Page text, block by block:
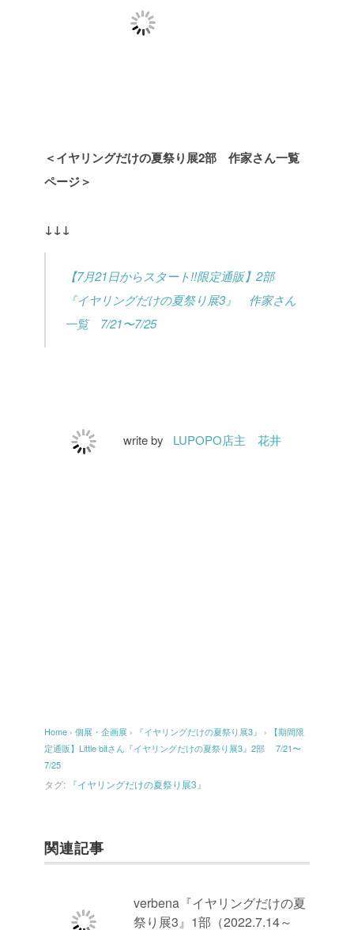
＜イヤリングだけの夏祭り展2部 作家さん一覧
ページ＞
↓↓↓
【7月21日からスタート!!限定通販】2部
『イヤリングだけの夏祭り展3』 作家さん
一覧 7/21〜7/25
write by LUPOPO店主 花井
Home › 個展・企画展 › 『イヤリングだけの夏祭り展3』 ›
【期間限
定通販】Little bitさん『イヤリングだけの夏祭り展3』2部 7/21〜
7/25
タグ: 『イヤリングだけの夏祭り展3』
関連記事
verbena『イヤリングだけの夏
祭り展3』1部（2022.7.14～